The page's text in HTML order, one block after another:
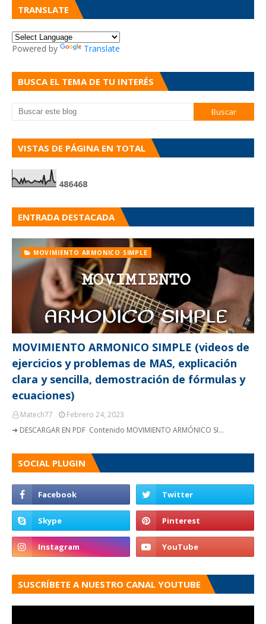
TRANSLATE
Powered by Translate
BUSCA EL TEMA DE TU INTERÉS
VISTAS DE PÁGINA EN TOTAL
486468
ENTRADA DESTACADA
MOVIMIENTO ARMONICO SIMPLE
MOVIMIENTO ARMONICO SIMPLE (videos de
ejercicios y problemas de MAS, explicación
clara y sencilla, demostración de fórmulas y
ecuaciones)
Matech77
Febrero 24, 2023
➜ DESCARGAR EN PDF Contenido MOVIMIENTO ARMÓNICO SI…
SOCIAL PLUGIN
SUSCRÍBETE A NUESTRO CANAL YOUTUBE